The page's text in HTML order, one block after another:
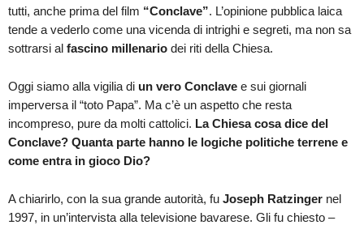
tutti, anche prima del film “Conclave”. L’opinione pubblica laica
tende a vederlo come una vicenda di intrighi e segreti, ma non sa
sottrarsi al fascino millenario dei riti della Chiesa.
Oggi siamo alla vigilia di un vero Conclave e sui giornali
imperversa il “toto Papa”. Ma c’è un aspetto che resta
incompreso, pure da molti cattolici. La Chiesa cosa dice del
Conclave? Quanta parte hanno le logiche politiche terrene e
come entra in gioco Dio?
A chiarirlo, con la sua grande autorità, fu Joseph Ratzinger nel
1997, in un’intervista alla televisione bavarese. Gli fu chiesto –